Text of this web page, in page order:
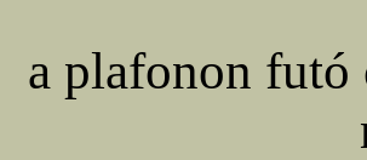
a plafonon